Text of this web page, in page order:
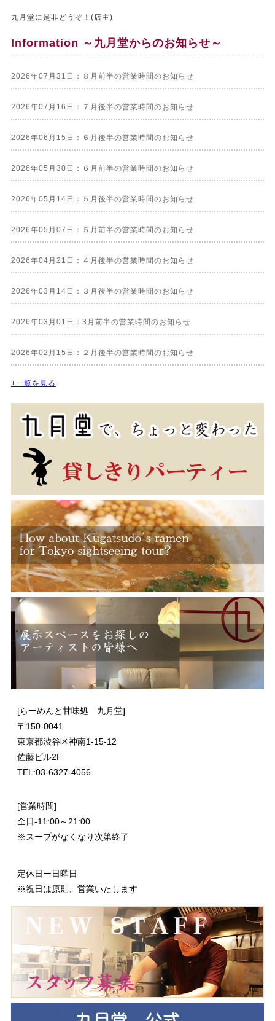
九月堂に是非どうぞ！(店主)
Information ～九月堂からのお知らせ～
2026年07月31日：８月前半の営業時間のお知らせ
2026年07月16日：７月後半の営業時間のお知らせ
2026年06月15日：６月後半の営業時間のお知らせ
2026年05月30日：６月前半の営業時間のお知らせ
2026年05月14日：５月後半の営業時間のお知らせ
2026年05月07日：５月前半の営業時間のお知らせ
2026年04月21日：４月後半の営業時間のお知らせ
2026年03月14日：３月後半の営業時間のお知らせ
2026年03月01日：3月前半の営業時間のお知らせ
2026年02月15日：２月後半の営業時間のお知らせ
+一覧を見る
[らーめんと甘味処 九月堂]
〒 150-0041
東京都渋谷区神南1-15-12
佐藤ビル2F
TEL:03-6327-4056
[営業時間]
全日-11:00～21:00
※スープがなくなり次第終了
定休日ー日曜日
※祝日は原則、営業いたします